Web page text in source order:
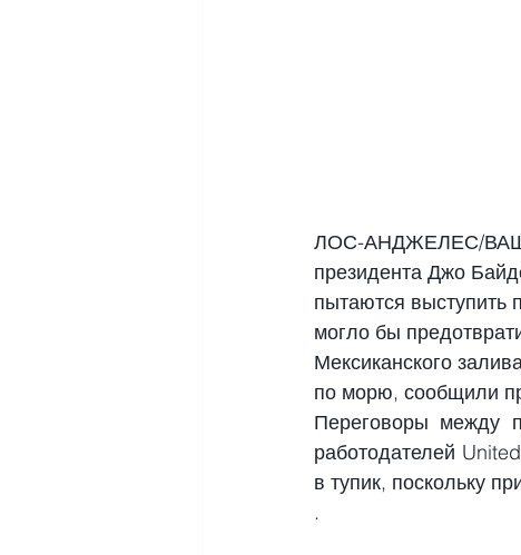
ЛОС-АНДЖЕЛЕС/
президента Джо
пытаются выступить
могло бы
Мексиканского
по морю, сообщили
Переговоры между
работодателей
в тупик, поскольку
.